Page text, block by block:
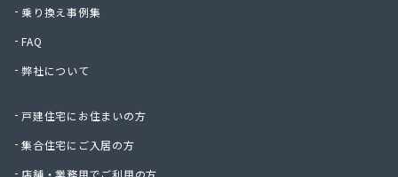
須田商事株式会社
星のや商店
聖火産業株式会社
西部燃料ガス株式会社
乗り換え事例集
FAQ
弊社について
戸建住宅にお住まいの方
集合住宅にご入居の方
店舗・業務用でご利用の方